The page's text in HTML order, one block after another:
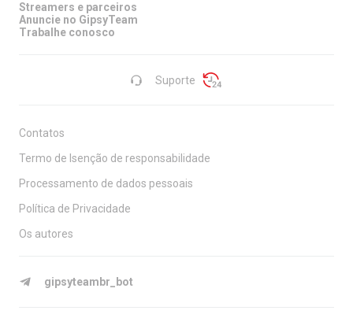
Suporte
Streamers e parceiros
Anuncie no GipsyTeam
Trabalhe conosco
Contatos
Termo de Isenção de responsabilidade
Processamento de dados pessoais
Política de Privacidade
Os autores
gipsyteambr_bot